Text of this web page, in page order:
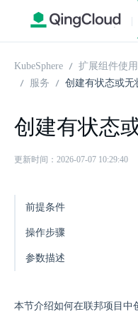
|
KubeSphere 扩展组件使用
服务
创建有状态或无
创建有状态
更新时间：2026-07-07 10:29:40
前提条件
操作步骤
参数描述
本节介绍如何在联邦项目中